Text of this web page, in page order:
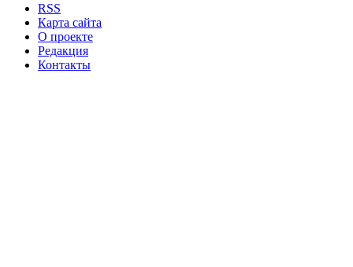
RSS
Карта сайта
О проекте
Редакция
Контакты